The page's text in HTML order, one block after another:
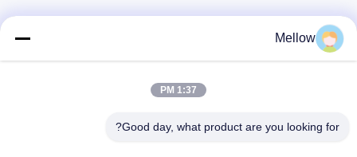
مشخصات شرکت
Mellow
1:37 PM
Good day, what product are you looking for?